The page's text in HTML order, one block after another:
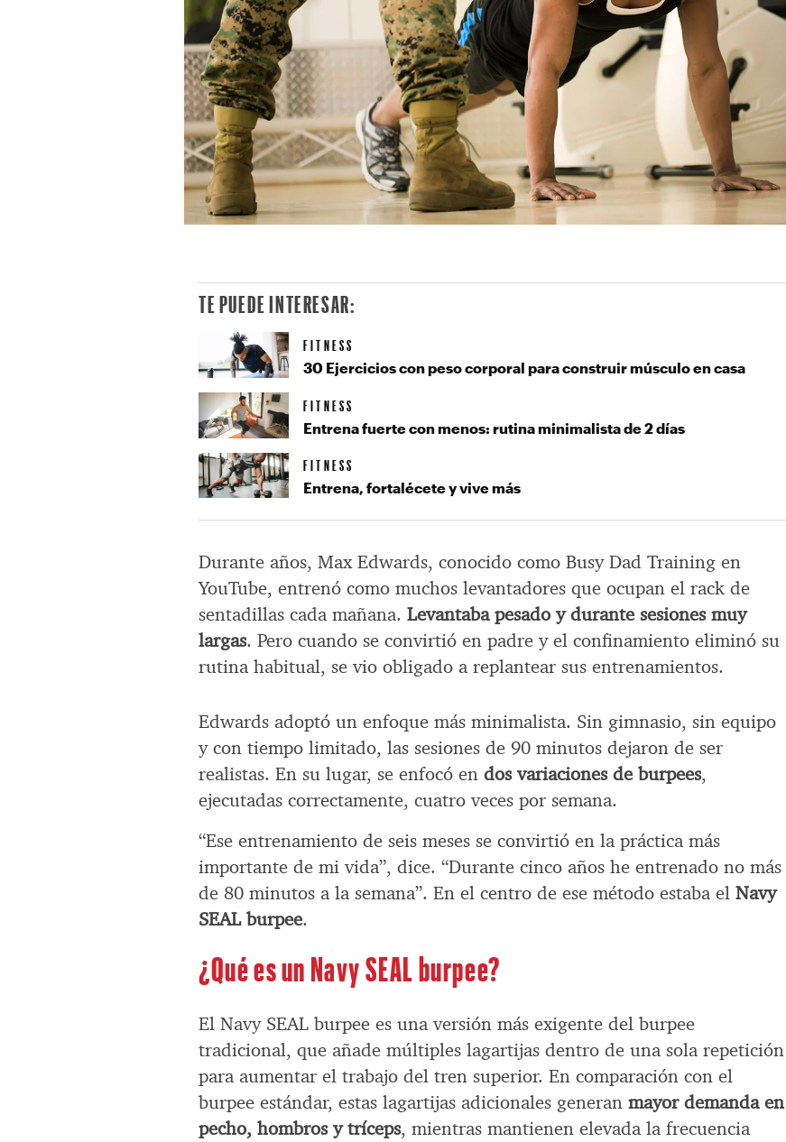
Durante años, Max Edwards, conocido como Busy Dad Training en
YouTube, entrenó como muchos levantadores que ocupan el rack de
sentadillas cada mañana.Levantaba pesado y durante sesiones muy
largas. Pero cuando se convirtió en padre y el confinamiento eliminó su
rutina habitual, se vio obligado a replantear sus entrenamientos.
Edwards adoptó un enfoque más minimalista. Sin gimnasio, sin equipo
y con tiempo limitado, las sesiones de 90 minutos dejaron de ser
realistas. En su lugar, se enfocó endos variaciones de burpees,
ejecutadas correctamente, cuatro veces por semana.
“Ese entrenamiento de seis meses se convirtió en la práctica más
importante de mi vida”, dice. “Durante cinco años he entrenado no más
de 80 minutos a la semana”. En el centro de ese método estaba elNavy
SEAL burpee.
¿Qué es un Navy SEAL burpee?
El Navy SEAL burpee es una versión más exigente del burpee
tradicional, que añade múltiples lagartijas dentro de una sola repetición
para aumentar el trabajo del tren superior. En comparación con el
burpee estándar, estas lagartijas adicionales generanmayor demanda en
pecho, hombros y tríceps, mientras mantienen elevada la frecuencia
TE PUEDE INTERESAR:
FITNESS
30 Ejercicios con peso corporal para construir músculo en casa
FITNESS
Entrena fuerte con menos: rutina minimalista de 2 días
FITNESS
Entrena, fortalécete y vive más